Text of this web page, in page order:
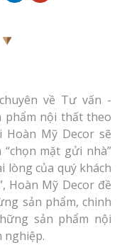
về Tư vấn -
phẩm nội thất theo
Hoàn Mỹ Decor sẽ
mặt gửi nhà”
lòng của quý khách
Hoàn Mỹ Decor đề
sản phẩm, chinh
sản phẩm nội
nghiệp.